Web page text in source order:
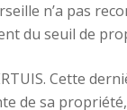
n’a pas
du seuil de
Cette
de sa